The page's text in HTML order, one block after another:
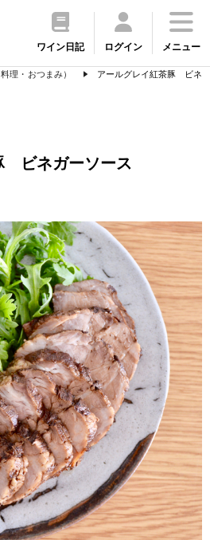
ワイン日記 ログイン メニュー
理・おつまみ）
アールグレイ紅茶豚 ビネ
ビネガーソース